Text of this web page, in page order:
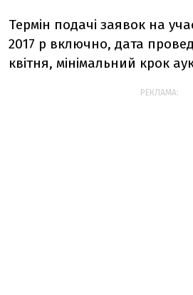
Термін подачі заявок на
2017 р включно, дата
квітня, мінімальний крок
РЕКЛАМА: